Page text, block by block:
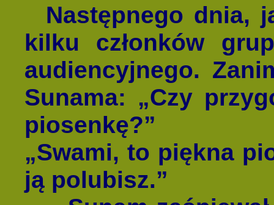
Następnego dnia,
kilku członków
audiencyjnego.
Sunama: „Czy
piosenkę?”
„Swami, to piękna
ją polubisz.”